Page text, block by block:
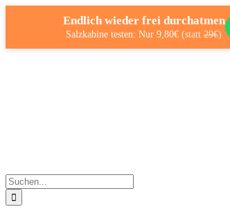
Endlich wieder frei durchatmen
Salzkabine testen: Nur 9,80€ (statt 29€)
Suche
nach: